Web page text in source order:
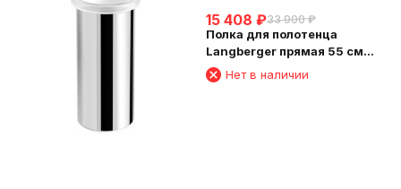
15 408 ₽33 900 ₽
Полка для полотенца
Langberger прямая 55 см
24003A
Нет в наличии